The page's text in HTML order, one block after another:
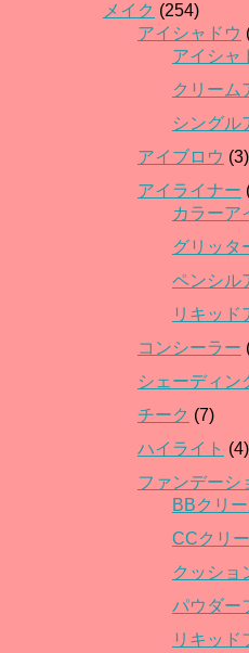
メイク (254)
アイシャドウ
アイシャ
クリーム
シングル
アイブロウ (3)
アイライナー
カラーア
グリッタ
ペンシル
リキッド
コンシーラー
シェーディン
チーク (7)
ハイライト (4)
ファンデーシ
BBクリ
CCクリ
クッショ
パウダー
リキッド